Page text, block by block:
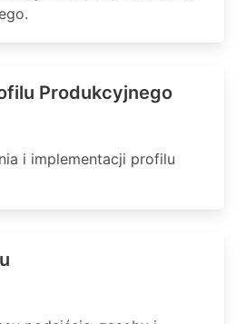
Produkcyjnego
i implementacji profilu